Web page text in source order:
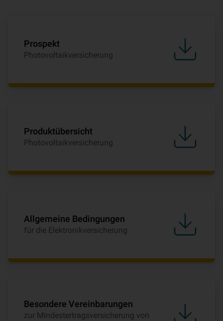
Prospekt
Photovoltaikversicherung
Produktübersicht
Photovoltaikversicherung
Allgemeine Bedingungen
für die Elektronikversicherung
Besondere Vereinbarungen
zur Mindestertragsversicherung von